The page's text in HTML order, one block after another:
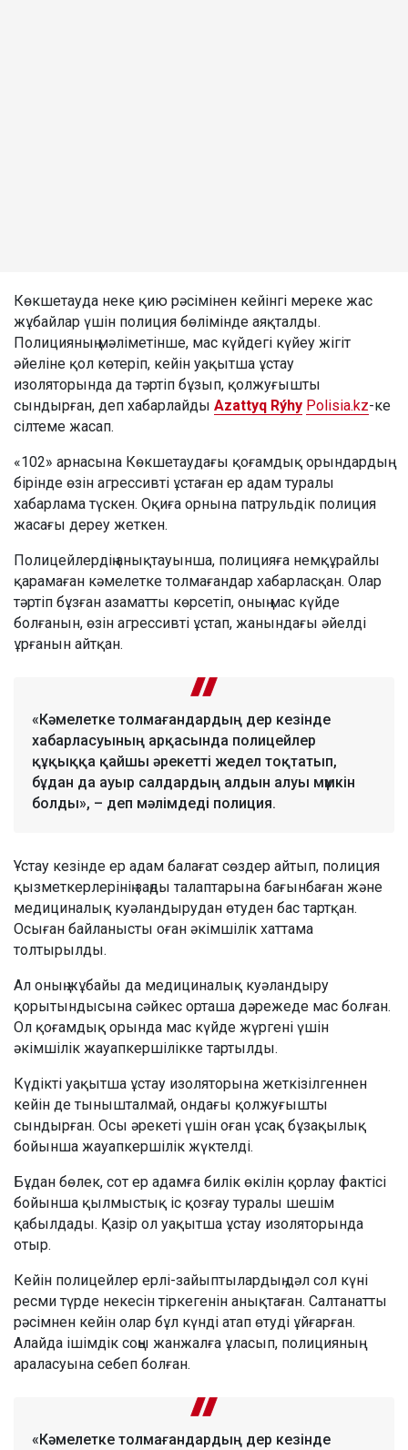
Көкшетауда неке қию рәсімінен кейінгі мереке жас
жұбайлар үшін полиция бөлімінде аяқталды.
Полицияның мәліметінше, мас күйдегі күйеу жігіт
әйеліне қол көтеріп, кейін уақытша ұстау
изоляторында да тәртіп бұзып, қолжуғышты
сындырған, деп хабарлайды Azattyq Rýhy Polisia.kz-ке
сілтеме жасап.
«102» арнасына Көкшетаудағы қоғамдық орындардың
бірінде өзін агрессивті ұстаған ер адам туралы
хабарлама түскен. Оқиға орнына патрульдік полиция
жасағы дереу жеткен.
Полицейлердің анықтауынша, полицияға немқұрайлы
қарамаған кәмелетке толмағандар хабарласқан. Олар
тәртіп бұзған азаматты көрсетіп, оның мас күйде
болғанын, өзін агрессивті ұстап, жанындағы әйелді
ұрғанын айтқан.
«Кәмелетке толмағандардың дер кезінде
хабарласуының арқасында полицейлер
құқыққа қайшы әрекетті жедел тоқтатып,
бұдан да ауыр салдардың алдын алуы мүмкін
болды», – деп мәлімдеді полиция.
Ұстау кезінде ер адам балағат сөздер айтып, полиция
қызметкерлерінің заңды талаптарына бағынбаған және
медициналық куәландырудан өтуден бас тартқан.
Осыған байланысты оған әкімшілік хаттама
толтырылды.
Ал оның жұбайы да медициналық куәландыру
қорытындысына сәйкес орташа дәрежеде мас болған.
Ол қоғамдық орында мас күйде жүргені үшін
әкімшілік жауапкершілікке тартылды.
Күдікті уақытша ұстау изоляторына жеткізілгеннен
кейін де тынышталмай, ондағы қолжуғышты
сындырған. Осы әрекеті үшін оған ұсақ бұзақылық
бойынша жауапкершілік жүктелді.
Бұдан бөлек, сот ер адамға билік өкілін қорлау фактісі
бойынша қылмыстық іс қозғау туралы шешім
қабылдады. Қазір ол уақытша ұстау изоляторында
отыр.
Кейін полицейлер ерлі-зайыптылардың дәл сол күні
ресми түрде некесін тіркегенін анықтаған. Салтанатты
рәсімнен кейін олар бұл күнді атап өтуді ұйғарған.
Алайда ішімдік соңы жанжалға ұласып, полицияның
араласуына себеп болған.
«Кәмелетке толмағандардың дер кезінде